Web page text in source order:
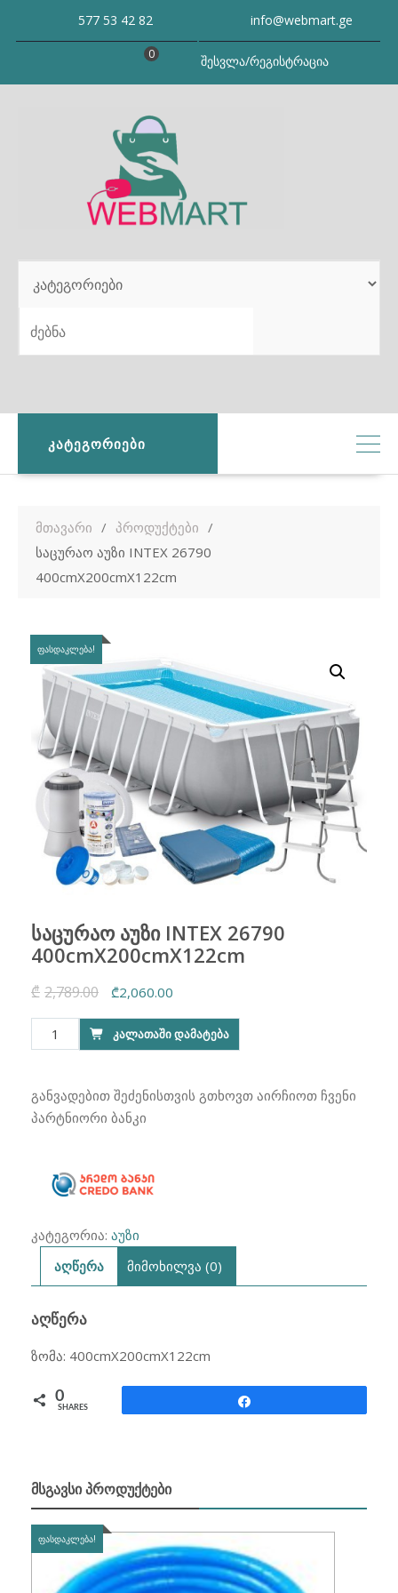
577 53 42 82 info@webmart.ge
შესვლა/რეგისტრაცია
0
SEARCH
ᲙᲐᲢᲔᲒᲝᲠᲘᲔᲑᲘ
მთავარი
პროდუქტები
საცურაო აუზი INTEX 26790
400cmX200cmX122cm
ᲤᲐᲡᲓᲐᲙᲚᲔᲑᲐ!
საცურაო აუზი INTEX 26790
400cmX200cmX122cm
₾ 2,789.00
Original
price
was:
₾2,060.00
price
is:
რაოდენობა:
საცურაო
INTEX
26790
ᲙᲐᲚᲐᲗᲐᲨᲘ ᲓᲐᲛᲐᲢᲔᲑᲐ
განვადებით შეძენისთვის გთხოვთ აირჩიოთ ჩვენი
პარტნიორი ბანკი
კატეგორია: აუზი
აღწერა
მიმოხილვა (0)
ᲐᲦᲬᲔᲠᲐ
ზომა: 400cmX200cmX122cm
0
SHARES
ᲛᲡᲒᲐᲕᲡᲘ ᲞᲠᲝᲓᲣᲥᲢᲔᲑᲘ
ᲤᲐᲡᲓᲐᲙᲚᲔᲑᲐ!